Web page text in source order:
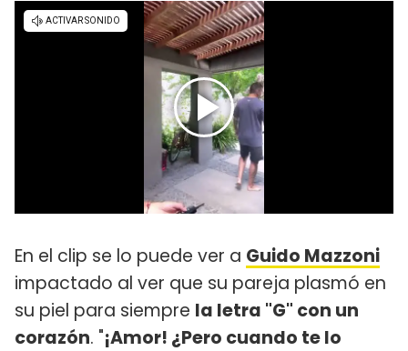
En el clip se lo puede ver a Guido Mazzoni
impactado al ver que su pareja plasmó en
su piel para siempre la letra "G" con un
corazón. "¡Amor! ¿Pero cuando te lo